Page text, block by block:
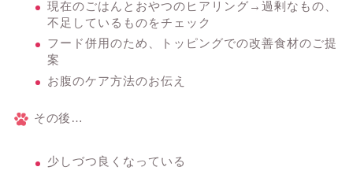
現在のごはんとおやつのヒアリング→過剰なもの、
不足しているものをチェック
フード併用のため、トッピングでの改善食材のご提
案
お腹のケア方法のお伝え
その後…
少しづつ良くなっている